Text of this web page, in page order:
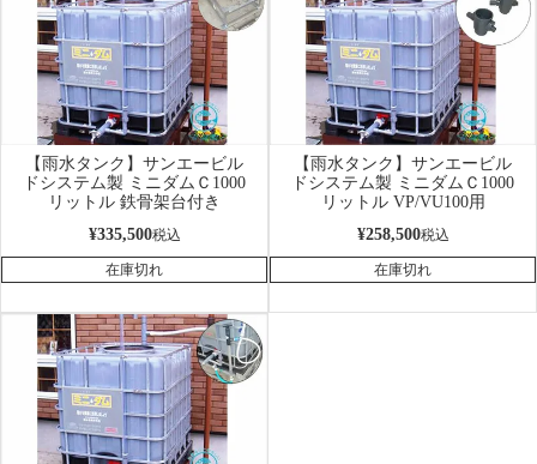
【雨水タンク】サンエービル
ドシステム製 ミニダムＣ1000
リットル 鉄骨架台付き
¥335,500税込
在庫切れ
【雨水タンク】サンエービル
ドシステム製 ミニダムＣ1000
リットル VP/VU100用
¥258,500税込
在庫切れ